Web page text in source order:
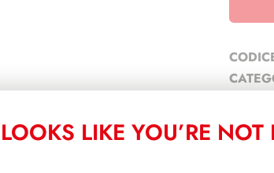
LOOKS LIKE YOU’RE NOT